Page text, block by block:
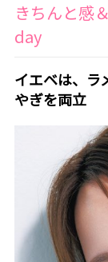
きちんと感
day
イエベは、ラ
やぎを両立